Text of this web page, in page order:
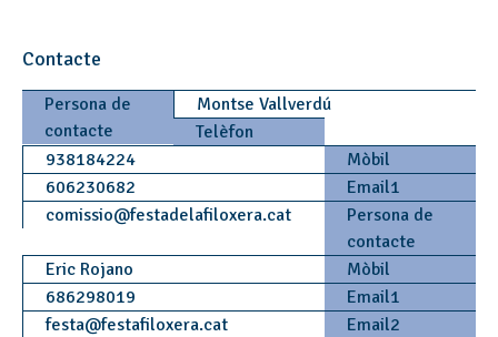
Contacte
Persona de
contacte
Montse Vallverdú
Telèfon
938184224
Mòbil
606230682
Email1
comissio@festadelafiloxera.cat
Persona de
contacte
Eric Rojano
Mòbil
686298019
Email1
festa@festafiloxera.cat
Email2